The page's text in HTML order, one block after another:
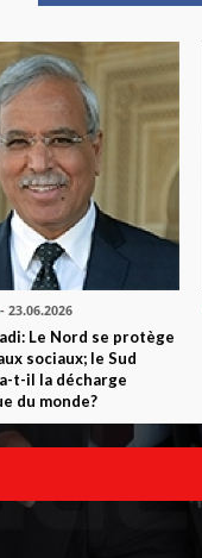
- 23.06.2026
Le Nord se protège
sociaux; le Sud
t-il la décharge
du monde?